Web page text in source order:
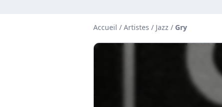
Accueil / Artistes / Jazz / Gry